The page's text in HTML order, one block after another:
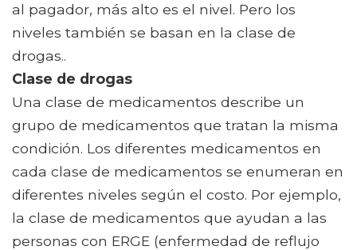
al pagador, más alto es el nivel. Pero los
niveles también se basan en la clase de
drogas..
Clase de drogas
Una clase de medicamentos describe un
grupo de medicamentos que tratan la misma
condición. Los diferentes medicamentos en
cada clase de medicamentos se enumeran en
diferentes niveles según el costo. Por ejemplo,
la clase de medicamentos que ayudan a las
personas con ERGE (enfermedad de reflujo